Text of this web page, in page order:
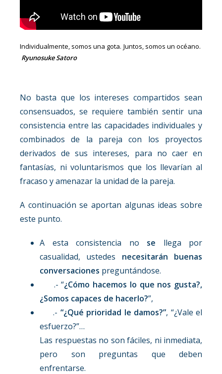
Individualmente, somos una gota. Juntos, somos un océano.
Ryunosuke Satoro
No basta que los intereses compartidos sean
consensuados, se requiere también sentir una
consistencia entre las capacidades individuales y
combinados de la pareja con los proyectos
derivados de sus intereses, para no caer en
fantasías, ni voluntarismos que los llevarían al
fracaso y amenazar la unidad de la pareja.
A continuación se aportan algunas ideas sobre
este punto.
A esta consistencia no se llega por
casualidad, ustedes necesitarán buenas
conversaciones preguntándose.
.- “¿Cómo hacemos lo que nos gusta?,
¿Somos capaces de hacerlo?”,
.- “¿Qué prioridad le damos?”, “¿Vale el
esfuerzo?”…
Las respuestas no son fáciles, ni inmediata,
pero son preguntas que deben
enfrentarse.